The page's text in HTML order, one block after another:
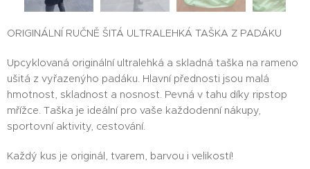
ORIGINÁLNÍ RUČNĚ ŠITÁ ULTRALEHKÁ TAŠKA Z PADÁKU
Upcyklovaná originální ultralehká a skladná taška na rameno
ušitá z vyřazenýho padáku. Hlavní přednosti jsou malá
hmotnost, skladnost a nosnost. Pevná v tahu díky ripstop
mřížce. Taška je ideální pro vaše každodenní nákupy,
sportovní aktivity, cestování.
Každý kus je originál, tvarem, barvou i velikostí!